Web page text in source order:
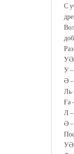
С
У
Ә
Ль
Ғә
Л –
Ә
УӘ